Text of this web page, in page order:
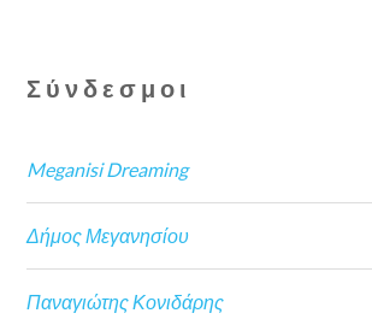
Σύνδεσμοι
Meganisi Dreaming
Δήμος Μεγανησίου
Παναγιώτης Κονιδάρης